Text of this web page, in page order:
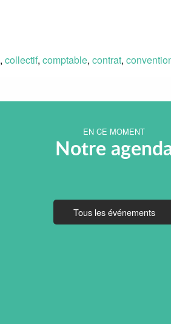
,collectif,comptable,contrat,
EN CE MOMENT
Notre
Tous les événements